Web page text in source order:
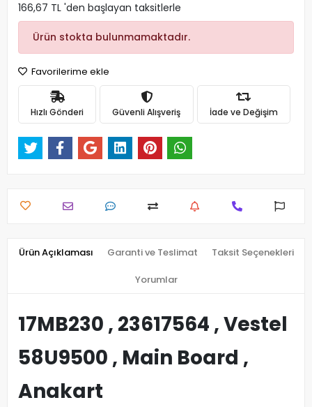
166,67 TL 'den başlayan taksitlerle
Ürün stokta bulunmamaktadır.
Favorilerime ekle
Hızlı Gönderi Güvenli Alışveriş İade ve Değişim
Ürün Açıklaması Garanti ve Teslimat Taksit Seçenekleri
Yorumlar
17MB230 , 23617564 , Vestel
58U9500 , Main Board ,
Anakart